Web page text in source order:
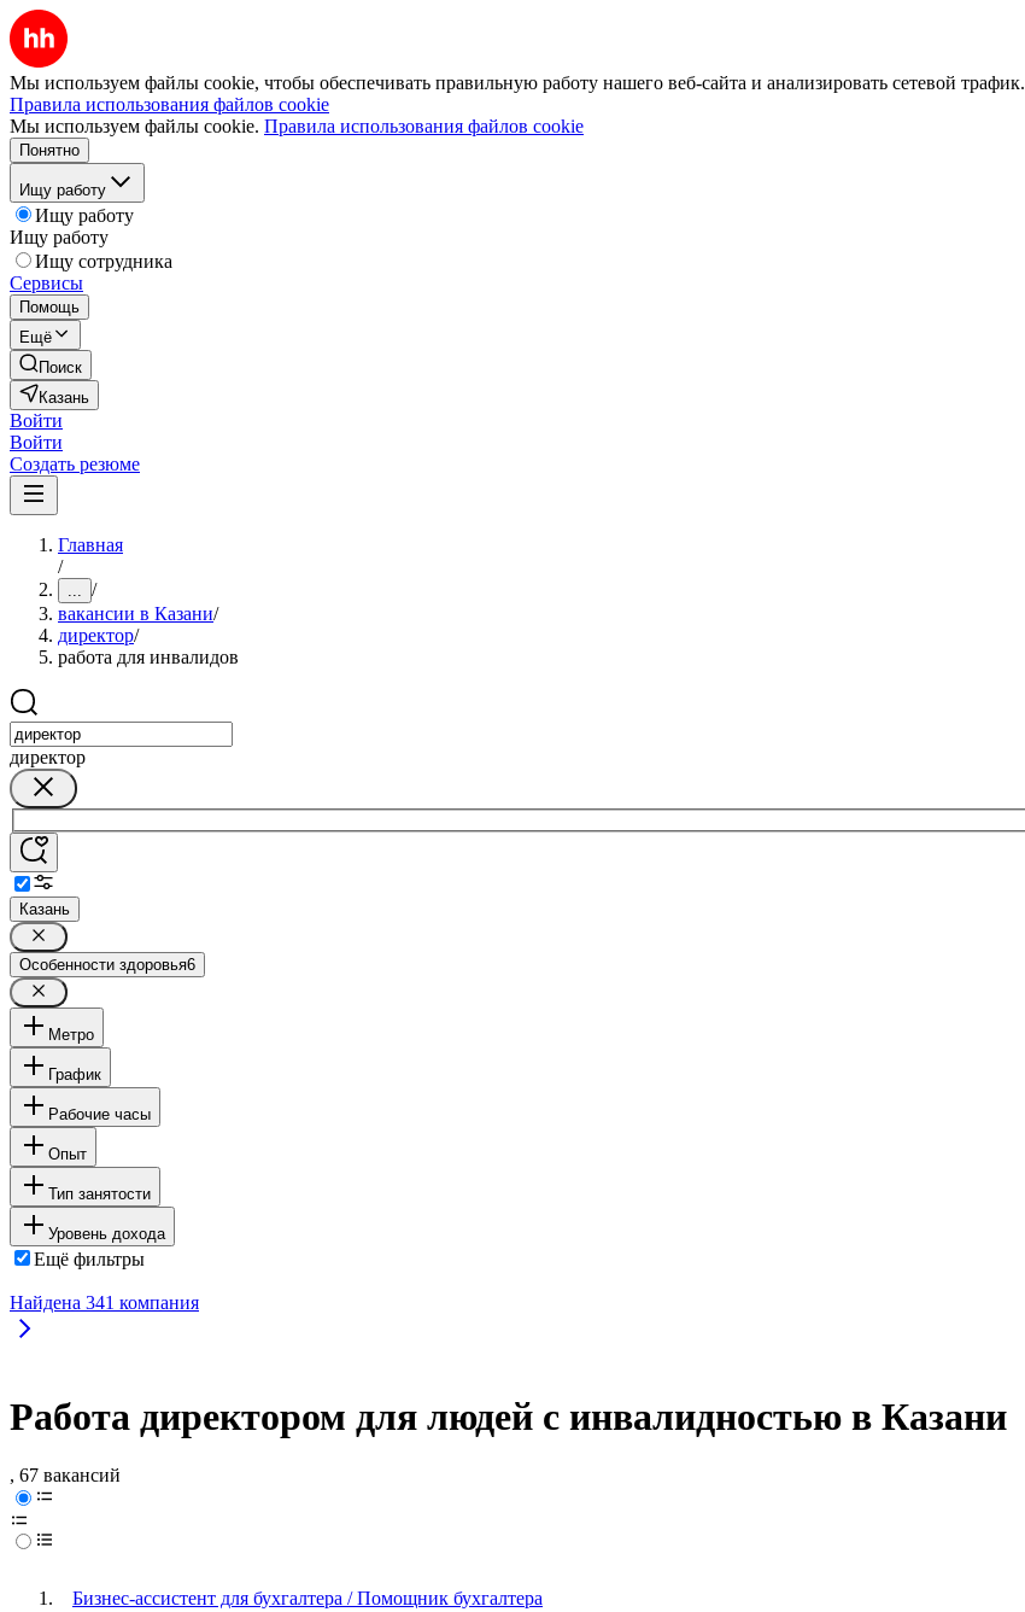
Мы используем файлы cookie, чтобы обеспечивать правильную работу нашего веб-сайта и анализировать сетевой трафик.
Правила использования файлов cookie
Мы используем файлы cookie. Правила использования файлов cookie
Понятно
Ищу работу
Ищу работу
Ищу работу
Ищу сотрудника
Сервисы
Помощь
Ещё
Поиск
Казань
Войти
Войти
Создать резюме
Главная
/
... /
вакансии в Казани/
директор/
работа для инвалидов
директор
Казань
Особенности здоровья6
Метро
График
Рабочие часы
Опыт
Тип занятости
Уровень дохода
Ещё фильтры
Найдена 341 компания
Работа директором для людей с инвалидностью в Казани
, 67 вакансий
Бизнес-ассистент для бухгалтера / Помощник бухгалтера